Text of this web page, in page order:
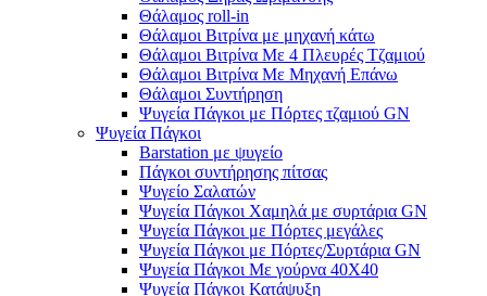
Θάλαμος roll-in
Θάλαμοι Βιτρίνα με μηχανή κάτω
Θάλαμοι Βιτρίνα Με 4 Πλευρές Τζαμιού
Θάλαμοι Βιτρίνα Με Μηχανή Επάνω
Θάλαμοι Συντήρηση
Ψυγεία Πάγκοι με Πόρτες τζαμιού GN
Ψυγεία Πάγκοι
Barstation με ψυγείο
Πάγκοι συντήρησης πίτσας
Ψυγείο Σαλατών
Ψυγεία Πάγκοι Χαμηλά με συρτάρια GN
Ψυγεία Πάγκοι με Πόρτες μεγάλες
Ψυγεία Πάγκοι με Πόρτες/Συρτάρια GN
Ψυγεία Πάγκοι Με γούρνα 40Χ40
Ψυγεία Πάγκοι Κατάψυξη